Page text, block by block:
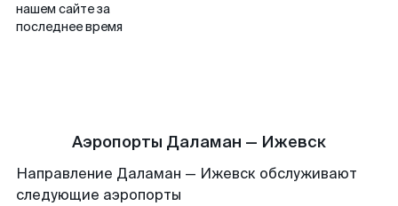
нашем сайте за
последнее время
Аэропорты Даламан — Ижевск
Направление Даламан — Ижевск обслуживают
следующие аэропорты